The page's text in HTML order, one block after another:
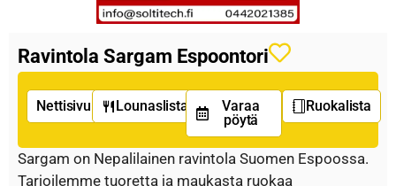
Ravintola Sargam Espoontori
Nettisivu Lounaslista
Varaa
pöytä
Ruokalista
Sargam on Nepalilainen ravintola Suomen Espoossa.
Tarjoilemme tuoretta ja maukasta ruokaa